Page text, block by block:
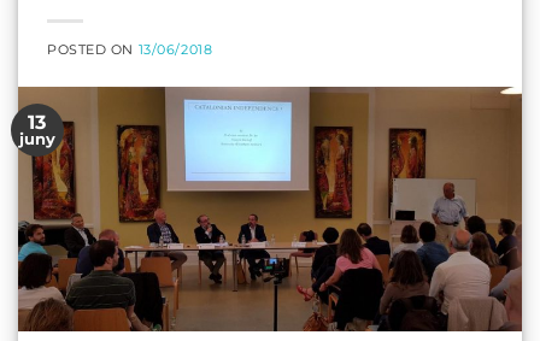
POSTED ON 13/06/2018
13
juny